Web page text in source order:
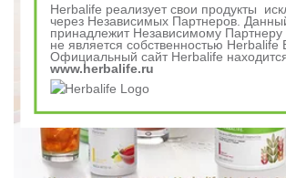
Herbalife реализует свои продукты
через Независимых Партнеров.
принадлежит Независимому Партнеру
не является собственностью Herbalife
Официальный сайт Herbalife
www.herbalife.ru